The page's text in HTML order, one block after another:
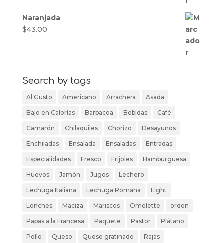
Naranjada
$43.00
Search by tags
Al Gusto Americano Arrachera Asada
Bajo en Calorías Barbacoa Bebidas Café
Camarón Chilaquiles Chorizo Desayunos
Enchiladas Ensalada Ensaladas Entradas
Especialidades Fresco Frijoles Hamburguesa
Huevos Jamón Jugos Lechero
Lechuga Italiana Lechuga Romana Light
Lonches Maciza Mariscos Omelette orden
Papas a la Francesa Paquete Pastor Plátano
Pollo Queso Queso gratinado Rajas